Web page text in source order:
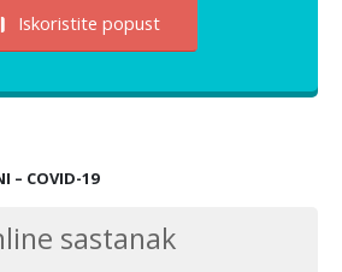
Iskoristite popust
– COVID-19
sastanak